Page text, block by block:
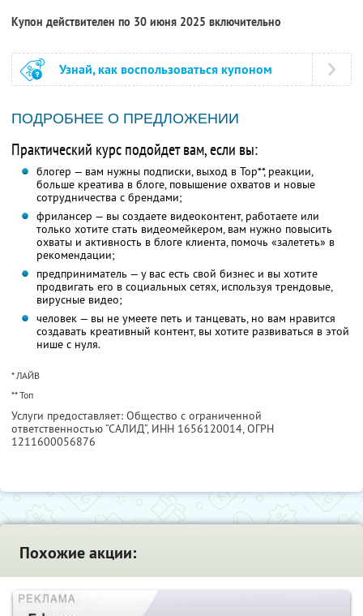
Купон действителен по 30 июня 2025 включительно
Узнай, как воспользоваться купоном
ПОДРОБНЕЕ О ПРЕДЛОЖЕНИИ
Практический курс подойдет вам, если вы:
блогер — вам нужны подписки, выход в Top**, реакции,
больше креатива в блоге, повышение охватов и новые
сотрудничества с брендами;
фрилансер — вы создаете видеоконтент, работаете или
только хотите стать видеомейкером, вам нужно повысить
охваты и активность в блоге клиента, помочь «залететь» в
рекомендации;
предприниматель — у вас есть свой бизнес и вы хотите
продвигать его в социальных сетях, используя трендовые,
вирусные видео;
человек — вы не умеете петь и танцевать, но вам нравится
создавать креативный контент, вы хотите развиваться в этой
нише с нуля.
* ЛАЙВ
** Топ
Услуги предоставляет: Общество с ограниченной
ответственностью “САЛИД”, ИНН 1656120014, ОГРН
1211600056876
Похожие акции: